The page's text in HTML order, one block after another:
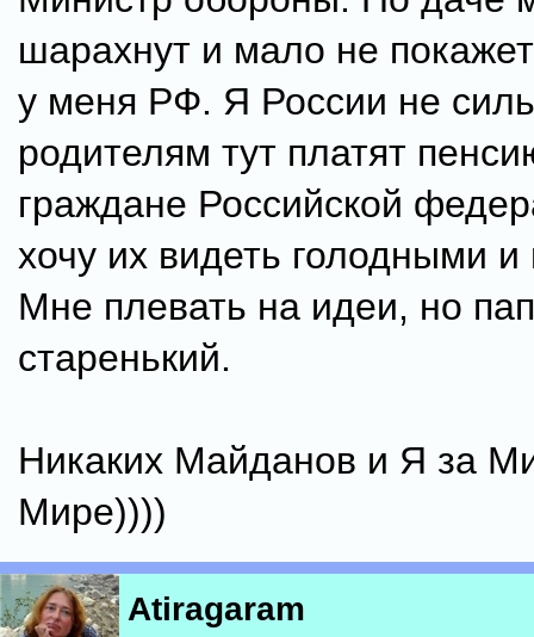
шарахнут и мало не
у меня РФ. Я России не
родителям тут платят
граждане Российской
хочу их видеть голодными и
Мне плевать на идеи, но
старенький.
Никаких Майданов и Я за
Мире))))
Atiragaram